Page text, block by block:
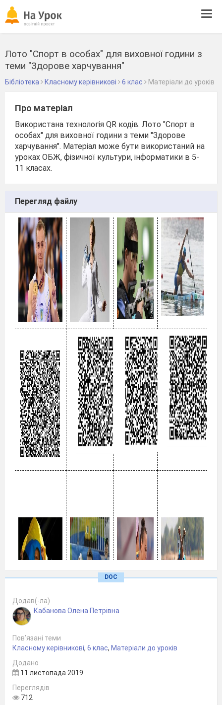
Лото "Спорт в особах" для виховної години з
теми "Здорове харчування"
Бібліотека Класному керівникові 6 клас Матеріали до уроків
Про матеріал
Використана технологія QR кодів. Лото "Спорт в
особах" для виховної години з теми "Здорове
харчування". Матеріал може бути використаний на
уроках ОБЖ, фізичної культури, інформатики в 5-
11 класах.
Перегляд файлу
DOC
Додав(-ла)
Кабанова Олена Петрівна
Пов’язані теми
Класному керівникові, 6 клас, Матеріали до уроків
Додано
11 листопада 2019
Переглядів
712